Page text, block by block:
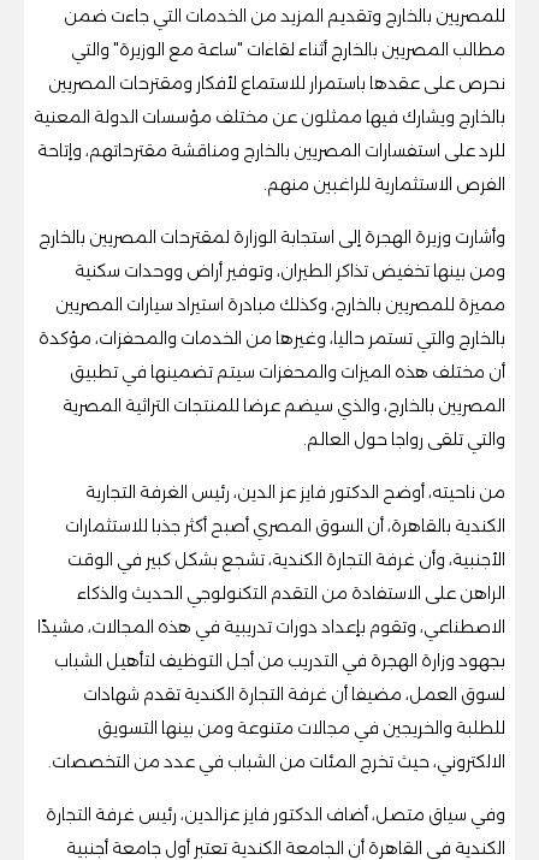
للمصريين بالخارج وتقديم المزيد من الخدمات التي جاءت ضمن
مطالب المصريين بالخارج أثناء لقاءات "ساعة مع الوزيرة" والتي
نحرص على عقدها باستمرار للاستماع لأفكار ومقترحات المصريين
بالخارج ويشارك فيها ممثلون عن مختلف مؤسسات الدولة المعنية
للرد على استفسارات المصريين بالخارج ومناقشة مقترحاتهم، وإتاحة
الفرص الاستثمارية للراغبين منهم.
وأشارت وزيرة الهجرة إلى استجابة الوزارة لمقترحات المصريين بالخارج
ومن بينها تخفيض تذاكر الطيران، وتوفير أراض ووحدات سكنية
مميزة للمصريين بالخارج، وكذلك مبادرة استيراد سيارات المصريين
بالخارج والتي تستمر حاليا، وغيرها من الخدمات والمحفزات، مؤكدة
أن مختلف هذه الميزات والمحفزات سيتم تضمينها في تطبيق
المصريين بالخارج، والذي سيضم عرضا للمنتجات التراثية المصرية
والتي تلقى رواجا حول العالم.
من ناحيته، أوضح الدكتور فايز عز الدين، رئيس الغرفة التجارية
الكندية بالقاهرة، أن السوق المصري أصبح أكثر جذبا للاستثمارات
الأجنبية، وأن غرفة التجارة الكندية، تشجع بشكل كبير في الوقت
الراهن على الاستفادة من التقدم التكنولوجي الحديث والذكاء
الاصطناعي، وتقوم بإعداد دورات تدريبية في هذه المجالات، مشيدًا
بجهود وزارة الهجرة في التدريب من أجل التوظيف لتأهيل الشباب
لسوق العمل، مضيفا أن غرفة التجارة الكندية تقدم شهادات
للطلبة والخريجين في مجالات متنوعة ومن بينها التسويق
الالكتروني، حيث تخرج المئات من الشباب في عدد من التخصصات.
وفي سياق متصل، أضاف الدكتور فايز عزالدين، رئيس غرفة التجارة
الكندية في القاهرة أن الجامعة الكندية تعتبر أول جامعة أجنبية